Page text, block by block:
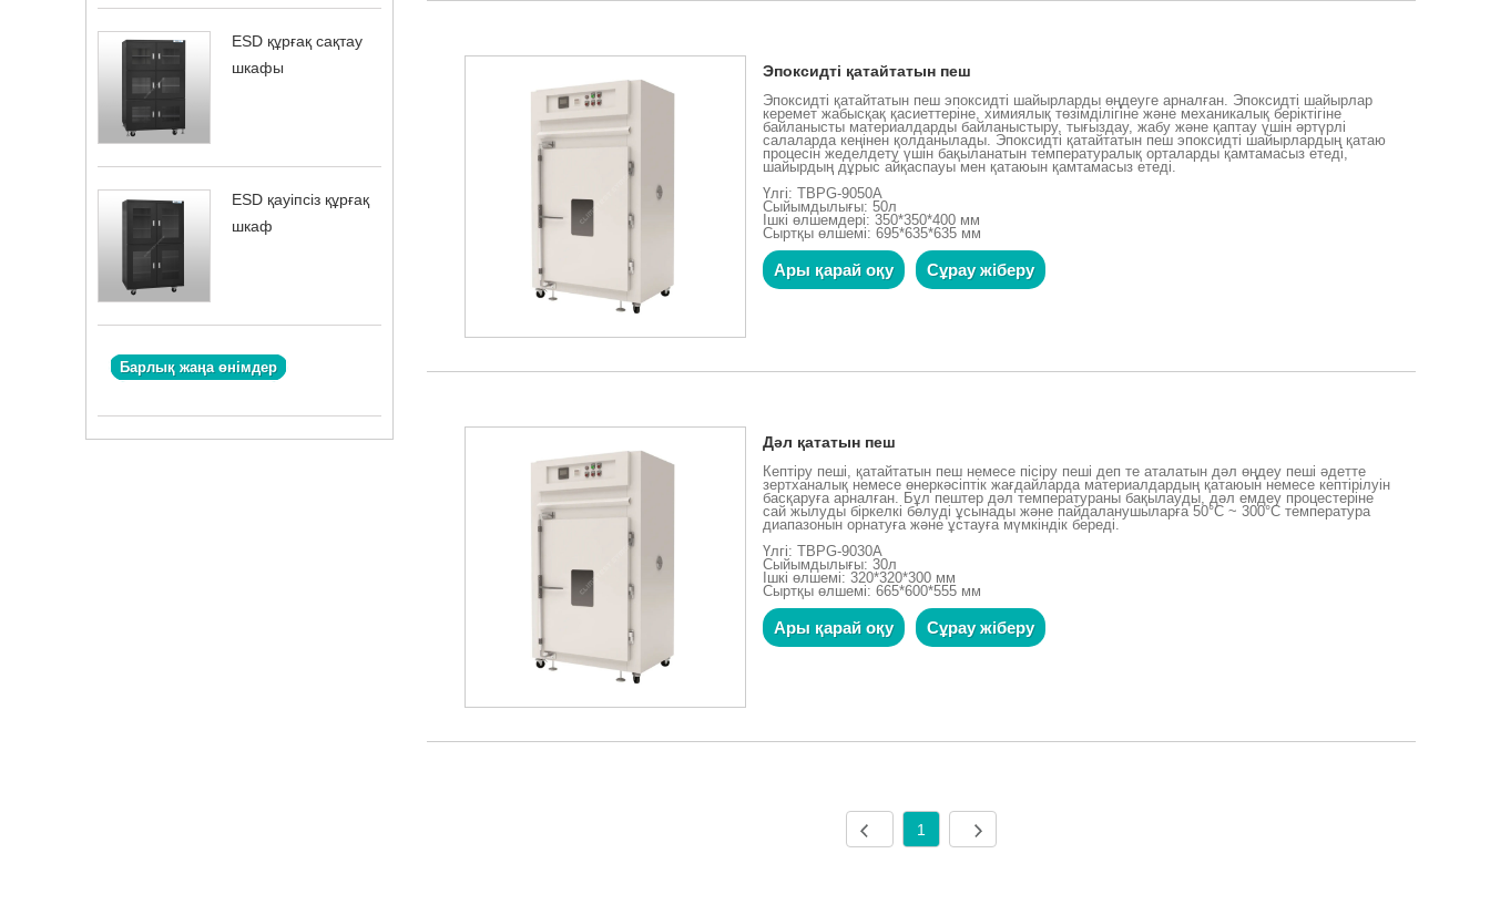
ESD құрғақ сақтау
шкафы
ESD қауіпсіз құрғақ
шкаф
Барлық жаңа өнімдер
Эпоксидті қатайтатын пеш
Эпоксидті қатайтатын пеш эпоксидті шайырларды өңдеуге арналған. Эпоксидті шайырлар
керемет жабысқақ қасиеттеріне, химиялық төзімділігіне және механикалық беріктігіне
байланысты материалдарды байланыстыру, тығыздау, жабу және қаптау үшін әртүрлі
салаларда кеңінен қолданылады. Эпоксидті қатайтатын пеш эпоксидті шайырлардың қатаю
процесін жеделдету үшін бақыланатын температуралық орталарды қамтамасыз етеді,
шайырдың дұрыс айқаспауы мен қатаюын қамтамасыз етеді.
Үлгі: TBPG-9050A
Сыйымдылығы: 50л
Ішкі өлшемдері: 350*350*400 мм
Сыртқы өлшемі: 695*635*635 мм
Ары қарай оқу Сұрау жіберу
Дәл қататын пеш
Кептіру пеші, қатайтатын пеш немесе пісіру пеші деп те аталатын дәл өңдеу пеші әдетте
зертханалық немесе өнеркәсіптік жағдайларда материалдардың қатаюын немесе кептірілуін
басқаруға арналған. Бұл пештер дәл температураны бақылауды, дәл емдеу процестеріне
сай жылуды біркелкі бөлуді ұсынады және пайдаланушыларға 50°C ~ 300°C температура
диапазонын орнатуға және ұстауға мүмкіндік береді.
Үлгі: TBPG-9030A
Сыйымдылығы: 30л
Ішкі өлшемі: 320*320*300 мм
Сыртқы өлшемі: 665*600*555 мм
Ары қарай оқу Сұрау жіберу
1